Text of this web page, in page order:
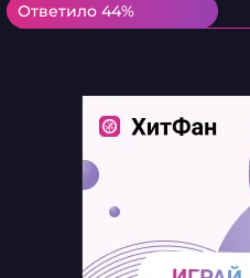
Ответило 44%
Ответило 44%